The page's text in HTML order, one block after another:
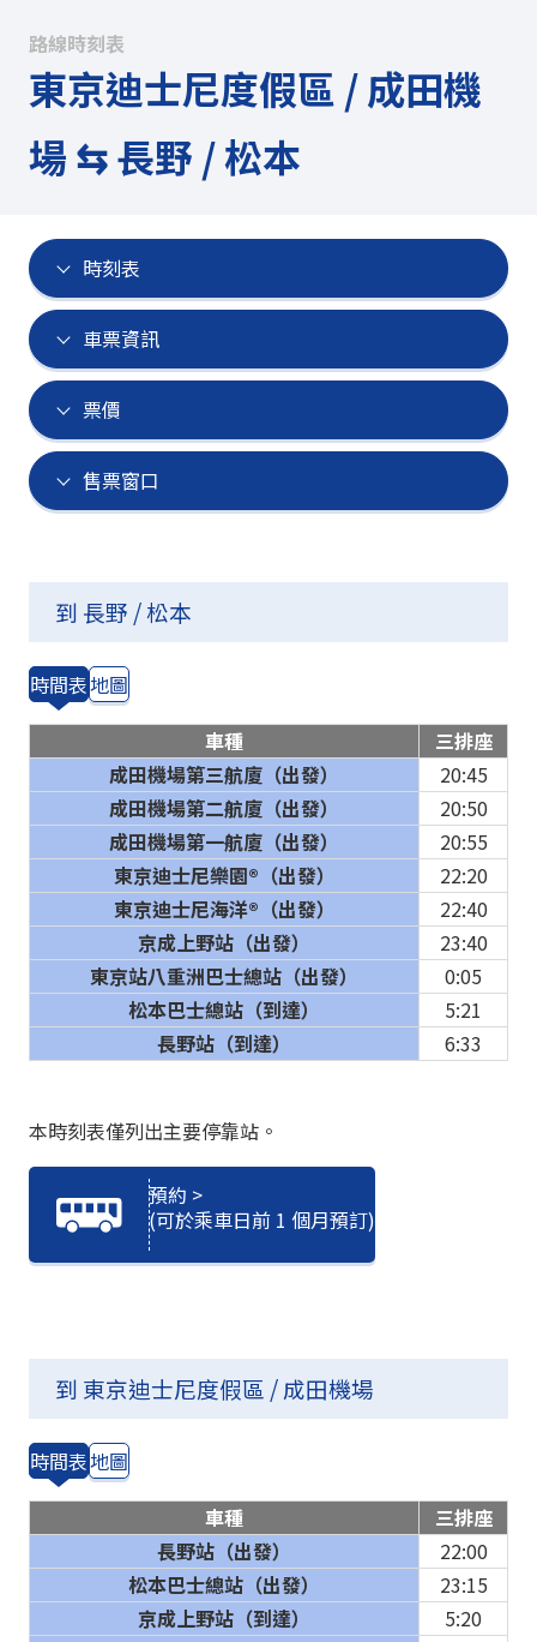
路線時刻表
東京迪士尼度假區 / 成田機
場 ⇆ 長野 / 松本
時刻表
車票資訊
票價
售票窗口
到 長野 / 松本
時間表地圖
車種
三排座
成田機場第三航廈（出發）
20:45
成田機場第二航廈（出發）
20:50
成田機場第一航廈（出發）
20:55
東京迪士尼樂園®（出發）
22:20
東京迪士尼海洋®（出發）
22:40
京成上野站（出發）
23:40
東京站八重洲巴士總站（出發）
0:05
松本巴士總站（到達）
5:21
長野站（到達）
6:33
本時刻表僅列出主要停靠站。
預約 >
(可於乘車日前 1 個月預訂)
到 東京迪士尼度假區 / 成田機場
時間表地圖
車種
三排座
長野站（出發）
22:00
松本巴士總站（出發）
23:15
京成上野站（到達）
5:20